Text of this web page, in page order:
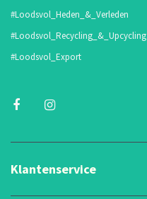
#Loodsvol_Heden_&_Verleden
#Loodsvol_Recycling_&_Upcycling
#Loodsvol_Export
Klantenservice